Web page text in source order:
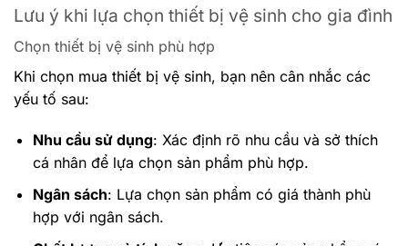
Lưu ý khi lựa chọn thiết bị vệ sinh cho gia đình
Chọn thiết bị vệ sinh phù hợp
Khi chọn mua thiết bị vệ sinh, bạn nên cân nhắc các
yếu tố sau:
Nhu cầu sử dụng: Xác định rõ nhu cầu và sở thích
cá nhân để lựa chọn sản phẩm phù hợp.
Ngân sách: Lựa chọn sản phẩm có giá thành phù
hợp với ngân sách.